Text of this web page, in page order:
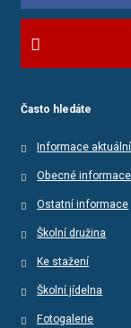
Často hledáte
Informace
Obecné
Ostatní informace
Školní družina
Ke stažení
Školní jídelna
Fotogalerie